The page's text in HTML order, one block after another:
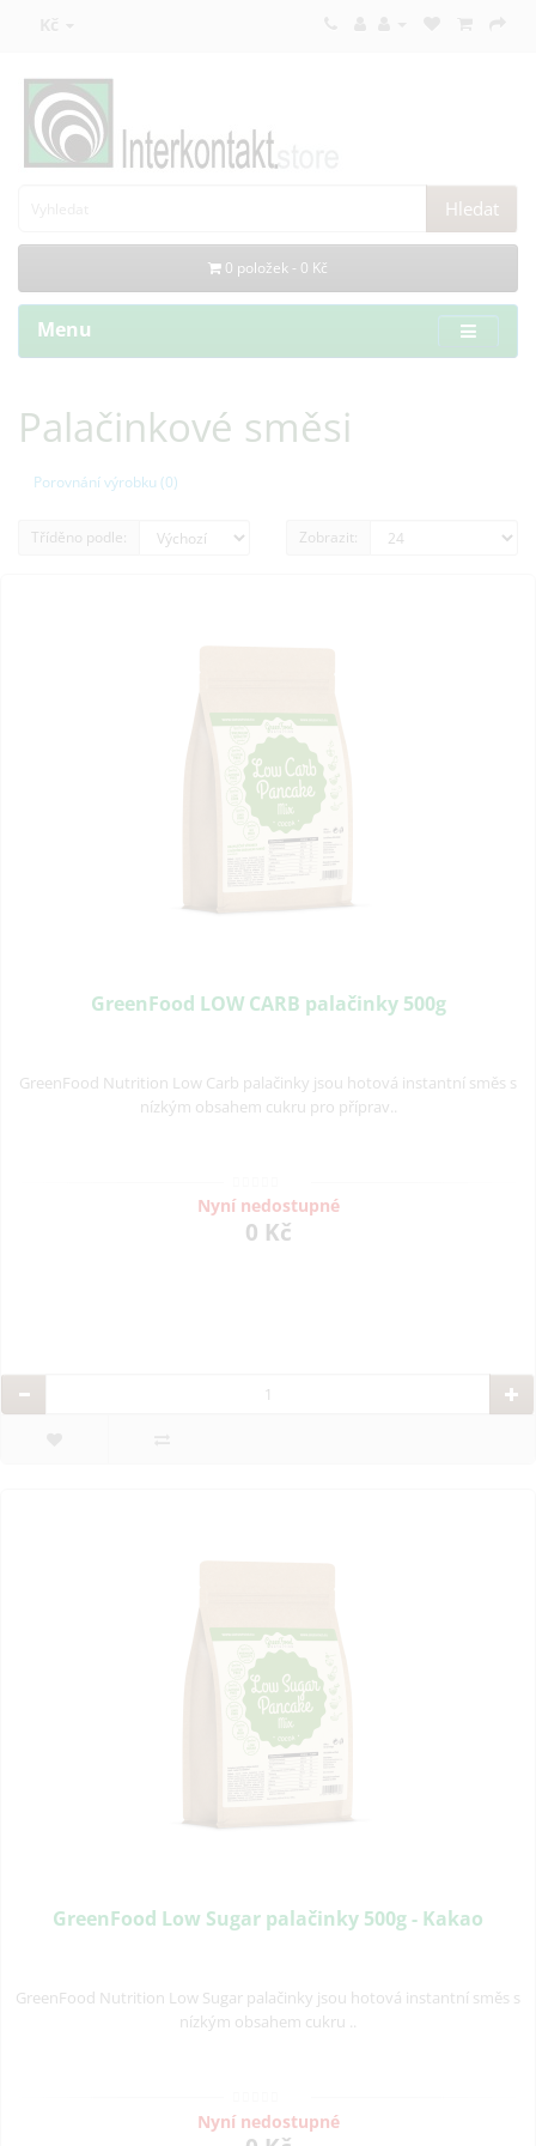
Kč
Hledat
0 položek - 0 Kč
Menu
Palačinkové směsi
Porovnání výrobku (0)
Tříděno podle: Zobrazit:
GreenFood LOW CARB palačinky 500g
GreenFood Nutrition Low Carb palačinky jsou hotová instantní směs s
nízkým obsahem cukru pro příprav..
Nyní nedostupné
0 Kč
GreenFood Low Sugar palačinky 500g - Kakao
GreenFood Nutrition Low Sugar palačinky jsou hotová instantní směs s
nízkým obsahem cukru ..
Nyní nedostupné